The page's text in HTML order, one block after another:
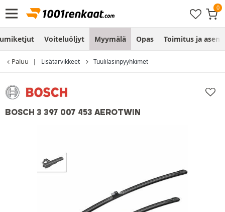
Voiteluöljyt Myymälä Opas Toimitus ja
Paluu Lisätarvikkeet Tuulilasinpyyhkimet
BOSCH 3 397 007 453 AEROTWIN